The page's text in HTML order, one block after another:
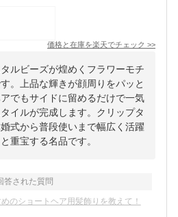
価格と在庫を楽天でチェック >>
ルビーズが煌めくフラワーモチ
。上品な輝きが顔周りをパッと
でもサイドに留めるだけで一気
イルが完成します。クリップタ
式から普段使いまで幅広く活躍
重宝する名品です。
答された質問
のショートヘア用髪飾りを教えて！